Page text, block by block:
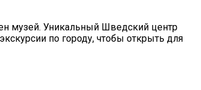
музей. Уникальный Шведский центр
по городу, чтобы открыть для